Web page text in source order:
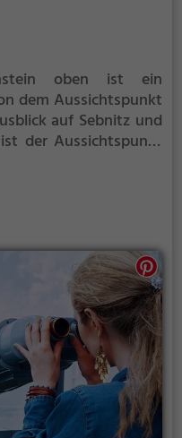
oben ist ein
dem Aussichtspunkt
auf Sebnitz und
der Aussichtspunkt
oder zum
und sonnigen